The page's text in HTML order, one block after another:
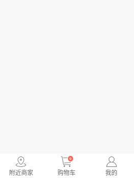
附近商家
0
购物车 我的